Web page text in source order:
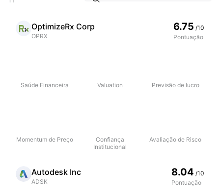
OptimizeRx Corp
OPRX
6.75 /10
Pontuação
Saúde Financeira Valuation Previsão de lucro
Momentum de Preço
Confiança
Institucional
Avaliação de Risco
Autodesk Inc
ADSK
8.04 /10
Pontuação